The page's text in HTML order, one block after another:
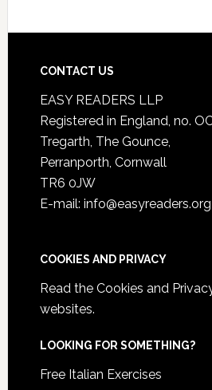
CONTACT US
EASY READERS LLP
Registered in England, no.
Tregarth, The Gounce,
Perranporth, Cornwall
TR6 0JW
E-mail: info@easyreaders.org
COOKIES AND PRIVACY
Read the Cookies and
websites.
LOOKING FOR SOMETHING?
Free Italian Exercises